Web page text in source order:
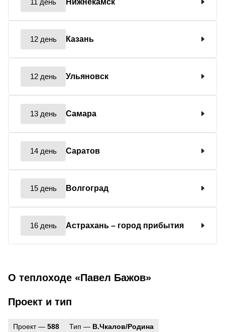
12 день Казань
12 день Ульяновск
13 день Самара
14 день Саратов
15 день Волгоград
16 день Астрахань – город прибытия
О теплоходе «Павел Бажов»
Проект и тип
Проект — 588 Тип — В.Чкалов/Родина